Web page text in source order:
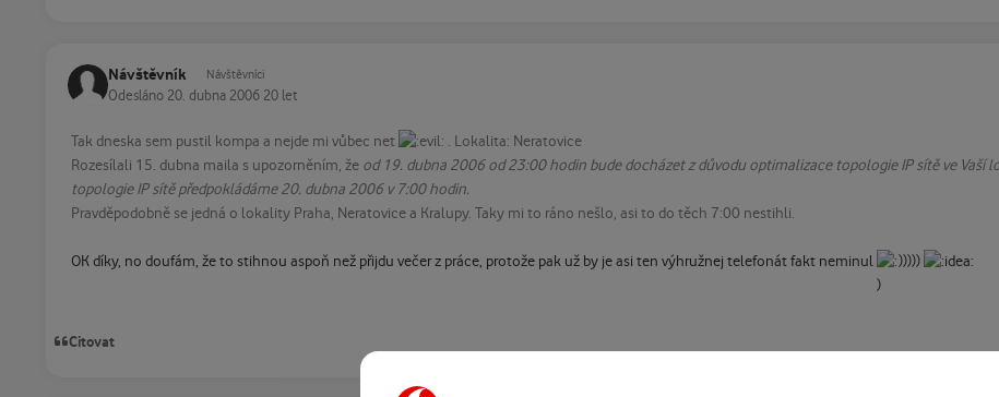
Návštěvník Návštěvníci
Odesláno 20. dubna 2006 20 let
Tak dneska sem pustil kompa a nejde mi vůbec net
. Lokalita: Neratovice
Rozesílali 15. dubna maila s upozorněním, že od 19. dubna 2006 od 23:00 hodin bude docházet z důvodu optimalizace topologie IP sítě ve
topologie IP sítě předpokládáme 20. dubna 2006 v 7:00 hodin.
Pravděpodobně se jedná o lokality Praha, Neratovice a Kralupy. Taky mi to ráno nešlo, asi to do těch 7:00 nestihli.
OK díky, no doufám, že to stihnou aspoň než přijdu večer z práce, protože pak už by je asi ten výhružnej telefonát fakt neminul )))))
Citovat